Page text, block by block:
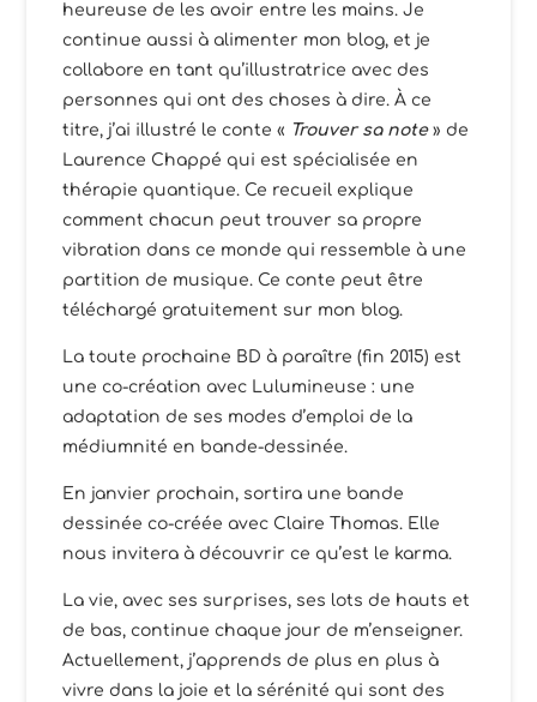
heureuse de les avoir entre les mains. Je
continue aussi à alimenter mon blog, et je
collabore en tant qu’illustratrice avec des
personnes qui ont des choses à dire. À ce
titre, j’ai illustré le conte « Trouver sa note » de
Laurence Chappé qui est spécialisée en
thérapie quantique. Ce recueil explique
comment chacun peut trouver sa propre
vibration dans ce monde qui ressemble à une
partition de musique. Ce conte peut être
téléchargé gratuitement sur mon blog.
La toute prochaine BD à paraître (fin 2015) est
une co-création avec Lulumineuse : une
adaptation de ses modes d’emploi de la
médiumnité en bande-dessinée.
En janvier prochain, sortira une bande
dessinée co-créée avec Claire Thomas. Elle
nous invitera à découvrir ce qu’est le karma.
La vie, avec ses surprises, ses lots de hauts et
de bas, continue chaque jour de m’enseigner.
Actuellement, j’apprends de plus en plus à
vivre dans la joie et la sérénité qui sont des